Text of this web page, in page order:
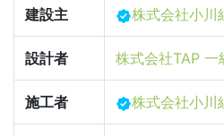
建設主 株式会社小川
設計者 株式会社TAP
施工者 株式会社小川